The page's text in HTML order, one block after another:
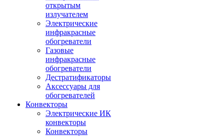
открытым
излучателем
Электрические
инфракрасные
обогреватели
Газовые
инфракрасные
обогреватели
Дестратификаторы
Аксессуары для
обогревателей
Конвекторы
Электрические ИК
конвекторы
Конвекторы